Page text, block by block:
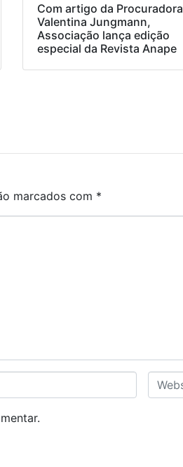
Com artigo da Procuradora
Valentina Jungmann,
Associação lança edição
especial da Revista Anape
marcados com *
W
e